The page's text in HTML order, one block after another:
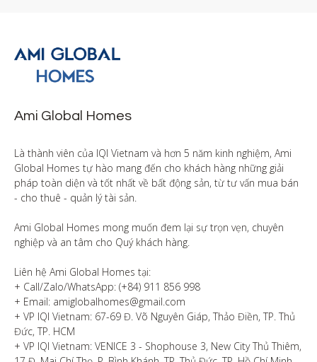
Ami Global Homes
Là thành viên của IQI Vietnam và hơn 5 năm kinh nghiệm, Ami
Global Homes tự hào mang đến cho khách hàng những giải
pháp toàn diện và tốt nhất về bất động sản, từ tư vấn mua bán
- cho thuê - quản lý tài sản.
Ami Global Homes mong muốn đem lại sự trọn vẹn, chuyên
nghiệp và an tâm cho Quý khách hàng.
Liên hệ Ami Global Homes tại:
+ Call/Zalo/WhatsApp: (+84) 911 856 998
+ Email: amiglobalhomes@gmail.com
+ VP IQI Vietnam: 67-69 Đ. Võ Nguyên Giáp, Thảo Điền, TP. Thủ
Đức, TP. HCM
+ VP IQI Vietnam: VENICE 3 - Shophouse 3, New City Thủ Thiêm,